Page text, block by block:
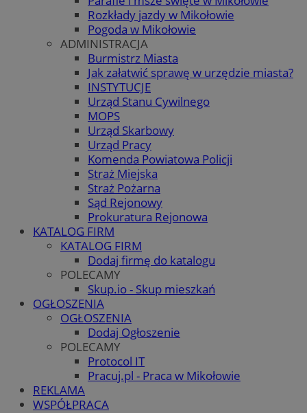
Rozkłady jazdy w Mikołowie
Pogoda w Mikołowie
ADMINISTRACJA
Burmistrz Miasta
Jak załatwić sprawę w urzędzie miasta?
INSTYTUCJE
Urząd Stanu Cywilnego
MOPS
Urząd Skarbowy
Urząd Pracy
Komenda Powiatowa Policji
Straż Miejska
Straż Pożarna
Sąd Rejonowy
Prokuratura Rejonowa
KATALOG FIRM
KATALOG FIRM
Dodaj firmę do katalogu
POLECAMY
Skup.io - Skup mieszkań
OGŁOSZENIA
OGŁOSZENIA
Dodaj Ogłoszenie
POLECAMY
Protocol IT
Pracuj.pl - Praca w Mikołowie
REKLAMA
WSPÓŁPRACA